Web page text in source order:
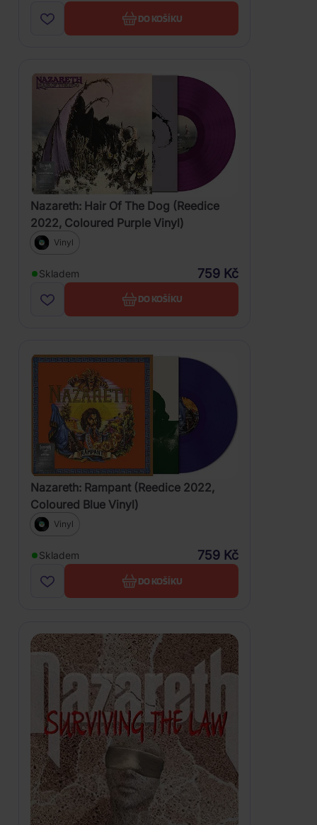
DO KOŠÍKU
Nazareth: Hair Of The Dog (Reedice
2022, Coloured Purple Vinyl)
Vinyl
Skladem 759 Kč
DO KOŠÍKU
Nazareth: Rampant (Reedice 2022,
Coloured Blue Vinyl)
Vinyl
Skladem 759 Kč
DO KOŠÍKU